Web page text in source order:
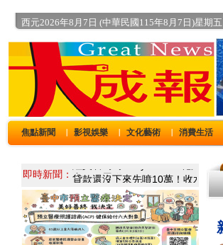
西元2026年8月7日 (中華民國115年8月7日)星期五
焦點新聞 影視娛樂 文化藝術 消費生活
即時新聞：